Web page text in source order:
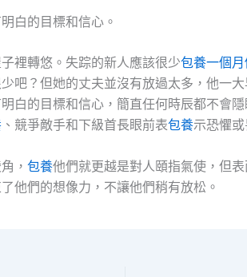
白的目標和信心。
裡轉悠。失踪的新人應該很少包養一個
吧？但她的丈夫並沒有放過太多，他一
白的目標和信心，簡直任何時辰都不會
、競爭敵手和下級首長眼前表包養示恐懼或
， 包養他們就更越是對人頤指氣使，但
他們的想像力，不讓他們稍有放松。